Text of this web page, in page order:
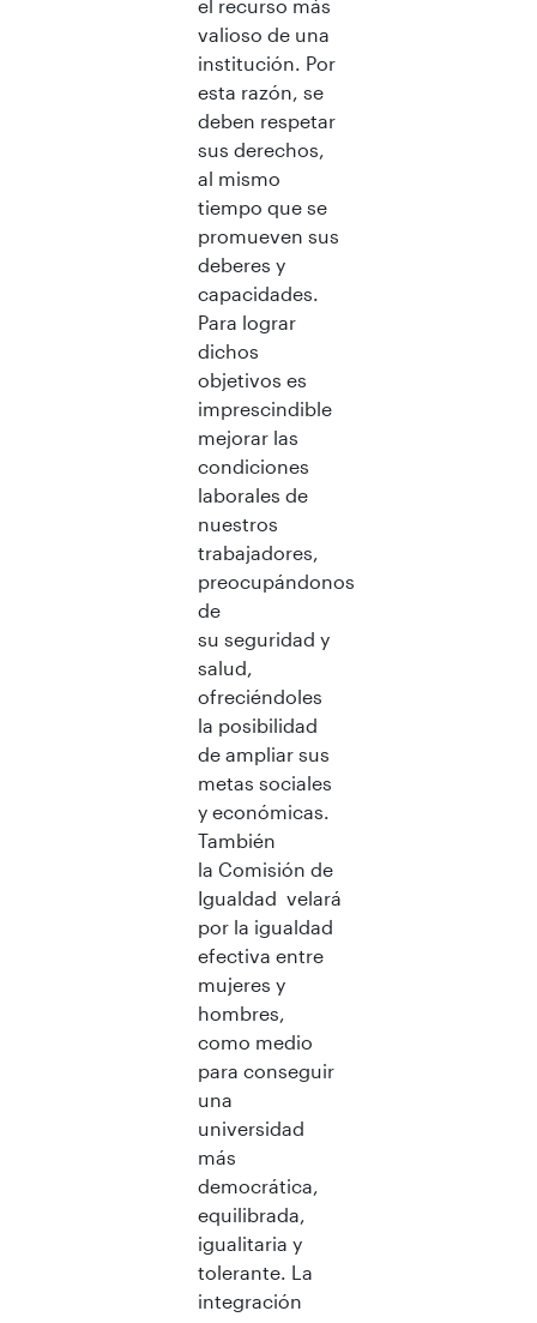
el recurso más
valioso de una
institución. Por
esta razón, se
deben respetar
sus derechos,
al mismo
tiempo que se
promueven sus
deberes y
capacidades.
Para lograr
dichos
objetivos es
imprescindible
mejorar las
condiciones
laborales de
nuestros
trabajadores,
preocupándonos
de
su seguridad y
salud,
ofreciéndoles
la posibilidad
de ampliar sus
metas sociales
y económicas.
También
la Comisión de
Igualdad velará
por la igualdad
efectiva entre
mujeres y
hombres,
como medio
para conseguir
una
universidad
más
democrática,
equilibrada,
igualitaria y
tolerante. La
integración